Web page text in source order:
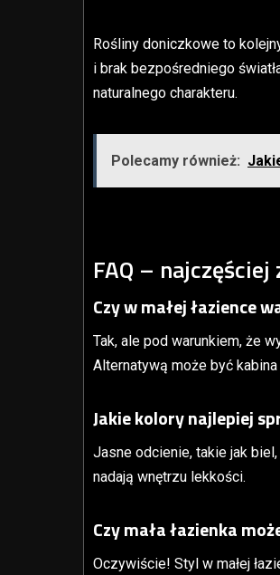
Rośliny doniczkowe to
i brak bezpośredniego
naturalnego charakteru.
Polecamy również:
FAQ –
Czy w małej łazience
Tak, ale pod warunkiem, że
Alternatywą może być
Jakie kolory najlepiej
Jasne odcienie, takie jak
nadają wnętrzu lekkości.
Czy mała łazienka
Oczywiście! Styl w małej